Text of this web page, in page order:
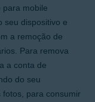
para mobile
seu dispositivo e
a remoção de
Para remova
a conta de
do seu
fotos, para consumir